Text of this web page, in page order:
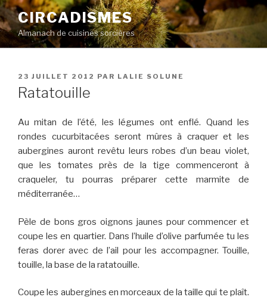
Aller
au
contenu
principal
CIRCADISMES
Almanach de cuisines sorcières
PUBLIÉ
LE
23 JUILLET 2012 PAR LALIE SOLUNE
Ratatouille
Au mitan de l’été, les légumes ont enflé. Quand les
rondes cucurbitacées seront mûres à craquer et les
aubergines auront revêtu leurs robes d’un beau violet,
que les tomates près de la tige commenceront à
craqueler, tu pourras préparer cette marmite de
méditerranée…
Pèle de bons gros oignons jaunes pour commencer et
coupe les en quartier. Dans l’huile d’olive parfumée tu les
feras dorer avec de l’ail pour les accompagner. Touille,
touille, la base de la ratatouille.
Coupe les aubergines en morceaux de la taille qui te plaît.